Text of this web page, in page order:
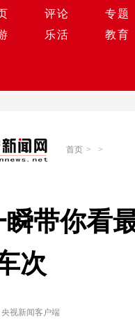
评论 专题
乐活 教育
首页 > >
带你看
次
央视新闻客户端